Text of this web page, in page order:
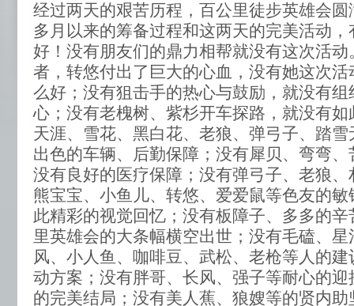
经过两天的艰苦历程，百公里徒步英雄会
多月以来的筹备过程和这两天的完美活动
好！没有朋友们的鼎力相帮就没有这次活
者，转悠付出了巨大的心血，没有她这次
么好；没有狙击手的热心与鼓励，就没有
心；没有老槐树、紫杉开车探路，就没有
天涯、雪花、黑白花、老狼、弹弓子、踏
出色的车辆、后勤保障；没有犀贝、弯弯
没有良好的医疗保障；没有弹弓子、老狼
熊宝宝、小鱼儿、转悠、爱爱鼠等色友的
此精彩的视觉回忆；没有板障子、多多的
里英雄会的大条幅横空出世；没有毛磕、
风、小人鱼、咖啡豆、武松、老枪等人的
动方案；没有胖哥、长风、强子等耐心的
的完美结局；没有美人蕉、狼嫂等的贤内